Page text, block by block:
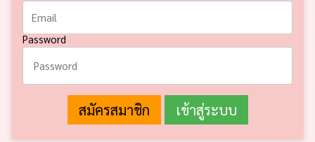
Password
สมัครสมาชิก